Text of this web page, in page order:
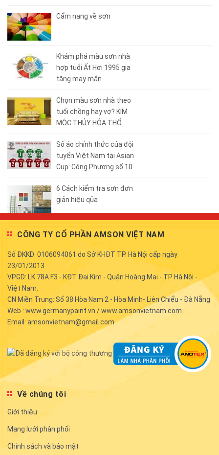
Cẩm nang về sơn
Khám phá màu sơn nhà
hợp tuổi Ất Hợi 1995 gia
tăng may mắn
Chọn màu sơn nhà theo
tuổi chồng hay vợ? KIM
MỘC THỦY HỎA THỔ
Số áo chính thức của đội
tuyển Việt Nam tại Asian
Cup: Công Phượng số 10
6 Cách kiểm tra sơn đơn
giản hiệu qủa
CÔNG TY CỔ PHẦN AMSON VIỆT NAM
Số ĐKKD: 0106094061 do Sở KHĐT TP. Hà Nội cấp ngày
23/01/2013
VPGD: LK 78A F3 - KĐT Đại Kim - Quận Hoàng Mai - TP Hà Nội -
Việt Nam.
CN Miền Trung: Số 38 Hòa Nam 2 - Hòa Minh- Liên Chiểu - Đà Nẵng
Web : www.germanypaint.vn / www.amsonvietnam.com
Email: amsonvietnam@gmail.com
Về chúng tôi
Giới thiệu
Mạng lưới phân phối
Chính sách và bảo mật